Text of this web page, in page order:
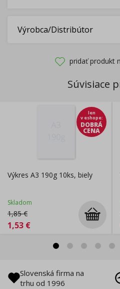
Výrobca/Distribútor
pridať produkt
Súvisiace
len
v eshope:
DOBRÁ
CENA
Výkres A3 190g 10ks, biely
Skladom
1,85€
1,53 €
Slovenská firma na
trhu od 1996